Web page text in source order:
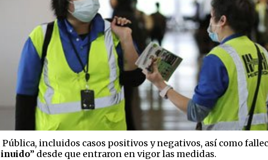
Pública, incluidos casos positivos y negativos, así como
” desde que entraron en vigor las medidas.